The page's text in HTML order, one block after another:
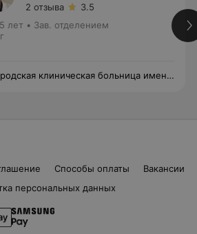
2 отзыва
3.5
лет • Зав. отделением
клиническая больница имени
Способы оплаты Вакансии
персональных данных